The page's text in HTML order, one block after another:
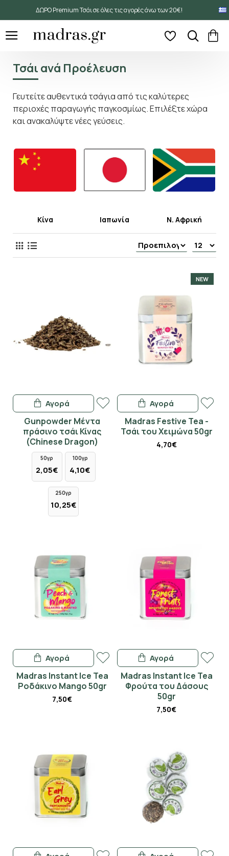
ΔΩΡΟ Premium Τσάι σε όλες τις αγορές άνω των 20€!
Τσάι ανά Προέλευση
Γευτείτε αυθεντικά τσάγια από τις καλύτερες
περιοχές παραγωγής παγκοσμίως. Επιλέξτε χώρα
και ανακαλύψτε νέες γεύσεις.
Κίνα Ιαπωνία Ν. Αφρική
Gunpowder Μέντα
πράσινο τσάι Κίνας
(Chinese Dragon)
50γρ
2,05€
100γρ
4,10€
250γρ
10,25€
Αγορά
NEW
Madras Festive Tea -
Τσάι του Χειμώνα 50gr
4,70€
Αγορά
Madras Instant Ice Tea
Ροδάκινο Mango 50gr
7,50€
Αγορά
Madras Instant Ice Tea
Φρούτα του Δάσους
50gr
7,50€
Αγορά